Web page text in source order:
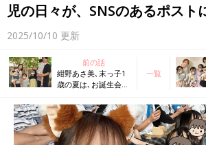
児の日々が、SNSのあるポスト
2025/10/10 更新
前の話
紺野あさ美､末っ子1
歳の夏は､お誕生会＆
戦！目的地に着く前
にちょっとした事件
も…｡家族の笑顔が最
高！
一覧